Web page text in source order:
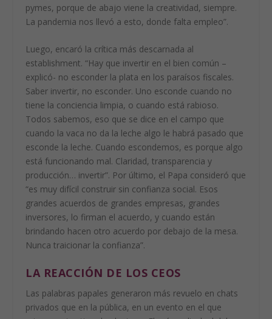
pymes, porque de abajo viene la creatividad, siempre.
La pandemia nos llevó a esto, donde falta empleo”.
Luego, encaró la crítica más descarnada al
establishment. “Hay que invertir en el bien común –
explicó- no esconder la plata en los paraísos fiscales.
Saber invertir, no esconder. Uno esconde cuando no
tiene la conciencia limpia, o cuando está rabioso.
Todos sabemos, eso que se dice en el campo que
cuando la vaca no da la leche algo le habrá pasado que
esconde la leche. Cuando escondemos, es porque algo
está funcionando mal. Claridad, transparencia y
producción… invertir”. Por último, el Papa consideró que
“es muy difícil construir sin confianza social. Esos
grandes acuerdos de grandes empresas, grandes
inversores, lo firman el acuerdo, y cuando están
brindando hacen otro acuerdo por debajo de la mesa.
Nunca traicionar la confianza”.
LA REACCIÓN DE LOS CEOS
Las palabras papales generaron más revuelo en chats
privados que en la pública, en un evento en el que